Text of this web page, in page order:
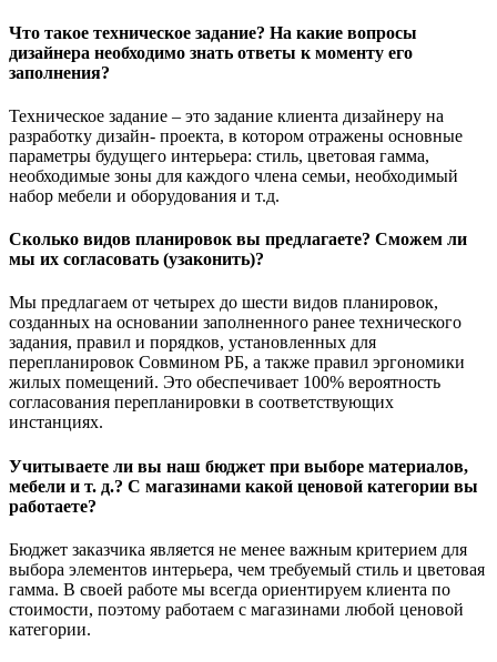
Что такое техническое задание? На какие вопросы
дизайнера необходимо знать ответы к моменту его
заполнения?
Техническое задание – это задание клиента дизайнеру на
разработку дизайн- проекта, в котором отражены основные
параметры будущего интерьера: стиль, цветовая гамма,
необходимые зоны для каждого члена семьи, необходимый
набор мебели и оборудования и т.д.
Сколько видов планировок вы предлагаете? Сможем ли
мы их согласовать (узаконить)?
Мы предлагаем от четырех до шести видов планировок,
созданных на основании заполненного ранее технического
задания, правил и порядков, установленных для
перепланировок Совмином РБ, а также правил эргономики
жилых помещений. Это обеспечивает 100% вероятность
согласования перепланировки в соответствующих
инстанциях.
Учитываете ли вы наш бюджет при выборе материалов,
мебели и т. д.? С магазинами какой ценовой категории вы
работаете?
Бюджет заказчика является не менее важным критерием для
выбора элементов интерьера, чем требуемый стиль и цветовая
гамма. В своей работе мы всегда ориентируем клиента по
стоимости, поэтому работаем с магазинами любой ценовой
категории.